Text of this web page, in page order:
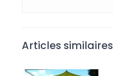
Articles similaires